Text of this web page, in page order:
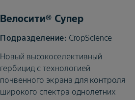
Велосити® Супер
CropScience
Новый высокоселективный
гербицид с технологией
почвенного экрана для контроля
широкого спектра однолетних